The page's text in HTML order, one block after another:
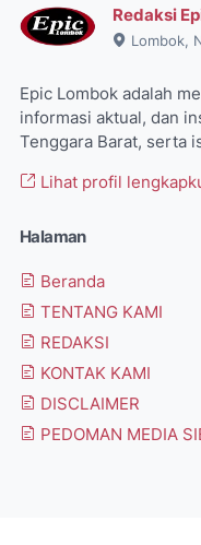
Redaksi
Lombok,
Epic Lombok adalah
informasi aktual, dan
Tenggara Barat, serta
Lihat profil
Halaman
Beranda
TENTANG KAMI
REDAKSI
KONTAK KAMI
DISCLAIMER
PEDOMAN MEDIA